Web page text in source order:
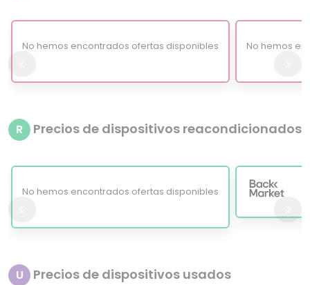
No hemos encontrados ofertas disponibles No hemos
R Precios de dispositivos reacondicionados
No hemos encontrados ofertas disponibles
U Precios de dispositivos usados